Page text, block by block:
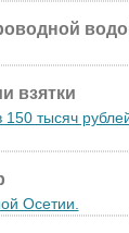
взятки
150 тысяч
Осетии.